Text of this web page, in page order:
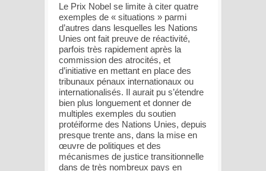
Le Prix Nobel se limite à citer quatre
exemples de « situations » parmi
d’autres dans lesquelles les Nations
Unies ont fait preuve de réactivité,
parfois très rapidement après la
commission des atrocités, et
d’initiative en mettant en place des
tribunaux pénaux internationaux ou
internationalisés. Il aurait pu s’étendre
bien plus longuement et donner de
multiples exemples du soutien
protéiforme des Nations Unies, depuis
presque trente ans, dans la mise en
œuvre de politiques et des
mécanismes de justice transitionnelle
dans de très nombreux pays en